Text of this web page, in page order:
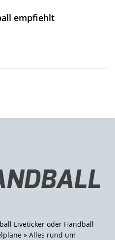
empfiehlt
Liveticker oder Handball
» Alles rund um